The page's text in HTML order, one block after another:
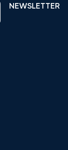
NEWSLETTER